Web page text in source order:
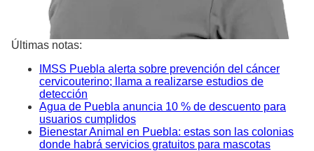
Últimas notas:
IMSS Puebla alerta sobre prevención del cáncer
cervicouterino; llama a realizarse estudios de
detección
Agua de Puebla anuncia 10 % de descuento para
usuarios cumplidos
Bienestar Animal en Puebla: estas son las colonias
donde habrá servicios gratuitos para mascotas